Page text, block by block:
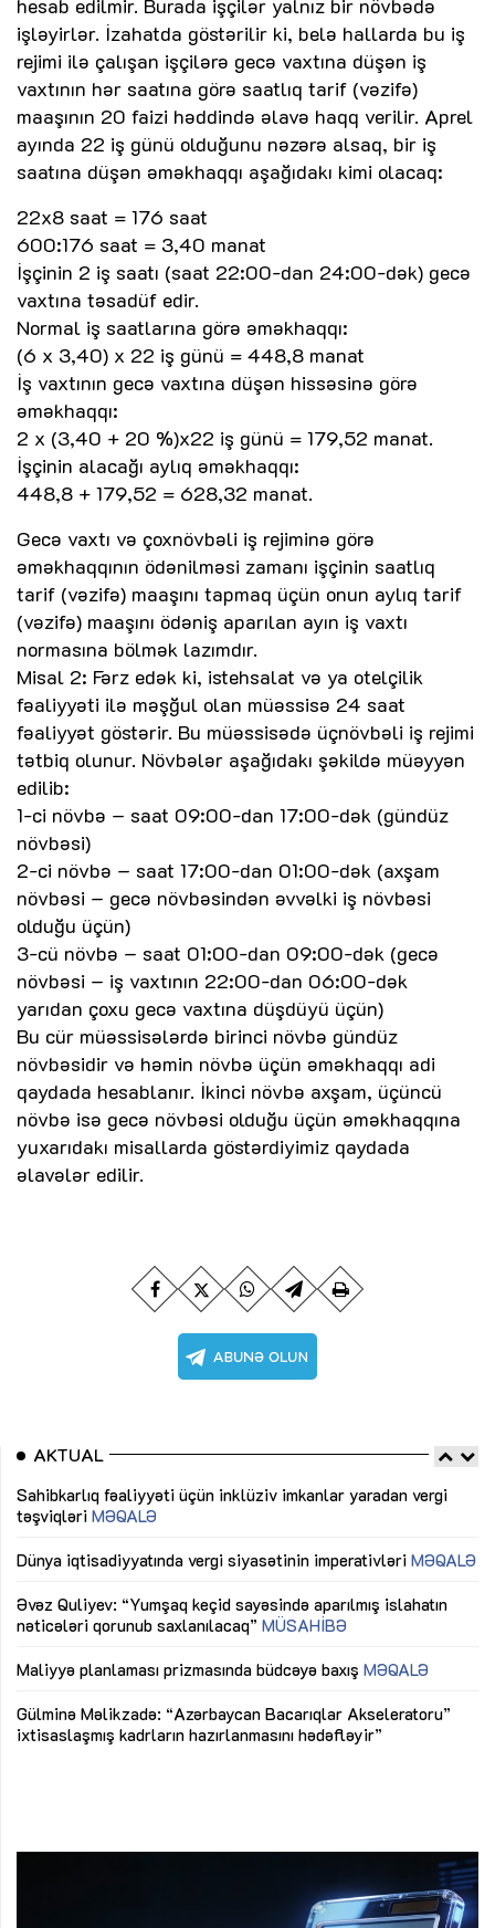
hesab edilmir. Burada işçilər yalnız bir növbədə
işləyirlər. İzahatda göstərilir ki, belə hallarda bu iş
rejimi ilə çalışan işçilərə gecə vaxtına düşən iş
vaxtının hər saatına görə saatlıq tarif (vəzifə)
maaşının 20 faizi həddində əlavə haqq verilir. Aprel
ayında 22 iş günü olduğunu nəzərə alsaq, bir iş
saatına düşən əməkhaqqı aşağıdakı kimi olacaq:
22x8 saat = 176 saat
600:176 saat = 3,40 manat
İşçinin 2 iş saatı (saat 22:00-dan 24:00-dək) gecə
vaxtına təsadüf edir.
Normal iş saatlarına görə əməkhaqqı:
(6 x 3,40) x 22 iş günü = 448,8 manat
İş vaxtının gecə vaxtına düşən hissəsinə görə
əməkhaqqı:
2 x (3,40 + 20 %)x22 iş günü = 179,52 manat.
İşçinin alacağı aylıq əməkhaqqı:
448,8 + 179,52 = 628,32 manat.
Gecə vaxtı və çoxnövbəli iş rejiminə görə
əməkhaqqının ödənilməsi zamanı işçinin saatlıq
tarif (vəzifə) maaşını tapmaq üçün onun aylıq tarif
(vəzifə) maaşını ödəniş aparılan ayın iş vaxtı
normasına bölmək lazımdır.
Misal 2: Fərz edək ki, istehsalat və ya otelçilik
fəaliyyəti ilə məşğul olan müəssisə 24 saat
fəaliyyət göstərir. Bu müəssisədə üçnövbəli iş rejimi
tətbiq olunur. Növbələr aşağıdakı şəkildə müəyyən
edilib:
1-ci növbə – saat 09:00-dan 17:00-dək (gündüz
növbəsi)
2-ci növbə – saat 17:00-dan 01:00-dək (axşam
növbəsi – gecə növbəsindən əvvəlki iş növbəsi
olduğu üçün)
3-cü növbə – saat 01:00-dan 09:00-dək (gecə
növbəsi – iş vaxtının 22:00-dan 06:00-dək
yarıdan çoxu gecə vaxtına düşdüyü üçün)
Bu cür müəssisələrdə birinci növbə gündüz
növbəsidir və həmin növbə üçün əməkhaqqı adi
qaydada hesablanır. İkinci növbə axşam, üçüncü
növbə isə gecə növbəsi olduğu üçün əməkhaqqına
yuxarıdakı misallarda göstərdiyimiz qaydada
əlavələr edilir.
AKTUAL
Sahibkarlıq fəaliyyəti üçün inklüziv imkanlar yaradan vergi
təşviqləri MƏQALƏ
Dünya iqtisadiyyatında vergi siyasətinin imperativləri MƏQALƏ
Əvəz Quliyev: “Yumşaq keçid sayəsində aparılmış islahatın
nəticələri qorunub saxlanılacaq” MÜSAHİBƏ
Maliyyə planlaması prizmasında büdcəyə baxış MƏQALƏ
Gülminə Məlikzadə: “Azərbaycan Bacarıqlar Akseleratoru”
ixtisaslaşmış kadrların hazırlanmasını hədəfləyir”